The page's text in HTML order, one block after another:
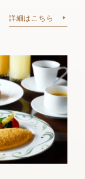
詳細はこちら